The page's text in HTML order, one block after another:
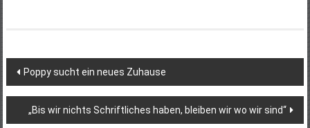
Beitragsnavigation
Poppy sucht ein neues Zuhause
„Bis wir nichts Schriftliches haben, bleiben wir wo wir sind“